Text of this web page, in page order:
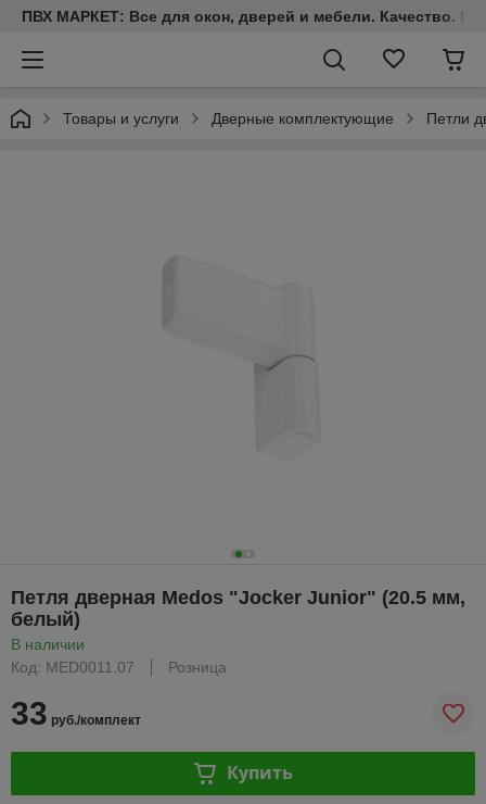
ПВХ МАРКЕТ: Все для окон, дверей и мебели. Качество.
Товары и услуги Дверные комплектующие Петли
Петля дверная Medos "Jocker Junior" (20.5 мм,
белый)
В наличии
Код: MED0011.07
Розница
33 руб./комплект
Купить